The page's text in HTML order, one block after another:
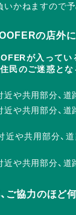
かねますので予
の店外
が入ってい
民のご迷惑と
近や共用部分、
や共用部分、道
近や共用部分、
近や共用部分、
ご協力のほど